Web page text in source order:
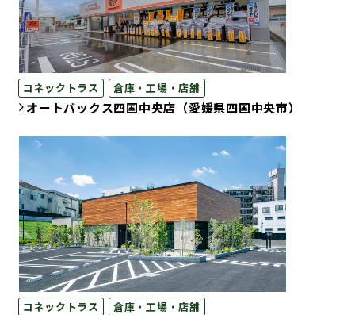
コネックトラス 倉庫・工場・店舗
オートバックス四国中央店（愛媛県四国中央市）
コネックトラス 倉庫・工場・店舗